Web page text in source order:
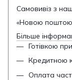
Самовивіз з
«Новою
Більше
Готівкою
Кредитною
Оплата